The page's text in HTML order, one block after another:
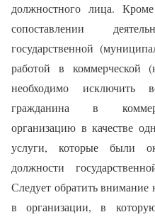
должностного лица.
сопоставлении
государственной
работой в коммерческой
необходимо исключить
гражданина в
организацию в качестве
услуги, которые были
должности
Следует обратить внимание
в организации, в которую